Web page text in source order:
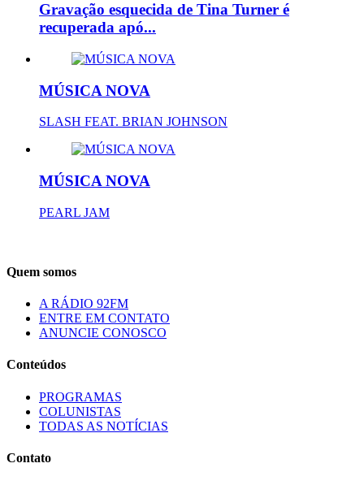
Gravação esquecida de Tina Turner é
recuperada apó...
MÚSICA NOVA
SLASH FEAT. BRIAN JOHNSON
MÚSICA NOVA
PEARL JAM
Quem somos
A RÁDIO 92FM
ENTRE EM CONTATO
ANUNCIE CONOSCO
Conteúdos
PROGRAMAS
COLUNISTAS
TODAS AS NOTÍCIAS
Contato